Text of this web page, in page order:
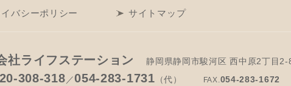
バシーポリシー サイトマップ
社ライフステーション 静岡県静岡市駿河区 西中原2丁目2-
308-318 ／054-283-1731 （代） FAX.054-283-1672